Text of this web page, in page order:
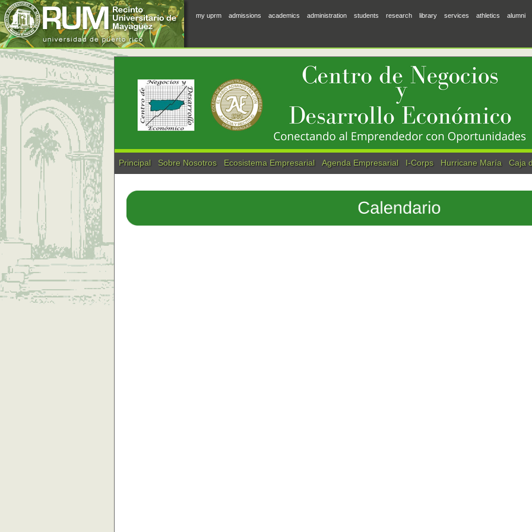
my uprm admissions academics administration students research library services athletics alumni
Principal Sobre Nosotros Ecosistema Empresarial Agenda Empresarial I-Corps Hurricane María Caja